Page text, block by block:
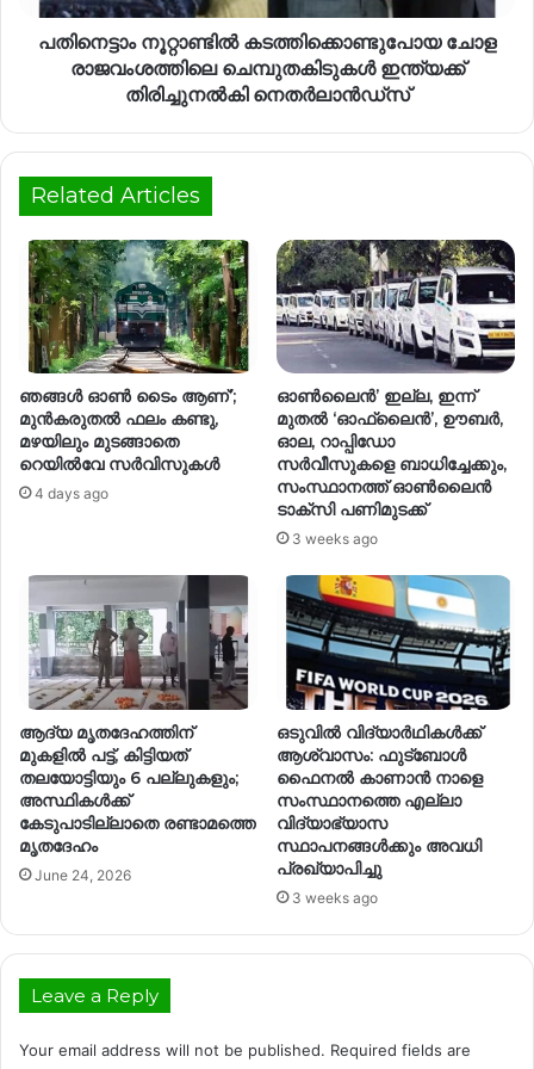
പതിനെട്ടാം നൂറ്റാണ്ടിൽ കടത്തിക്കൊണ്ടുപോയ ചോള
രാജവംശത്തിലെ ചെമ്പുതകിടുകൾ ഇന്ത്യക്ക്
തിരിച്ചുനൽകി നെതർലാൻഡ്‌സ്
Related Articles
ഞങ്ങൾ ഓൺ ടൈം ആണ്’;
മുൻകരുതൽ ഫലം കണ്ടു,
മഴയിലും മുടങ്ങാതെ
റെയിൽവേ സർവിസുകൾ
4 days ago
ഓൺലൈൻ’ ഇല്ല, ഇന്ന്
മുതൽ ‘ഓഫ്‌ലൈൻ’, ഊബർ,
ഓല, റാപ്പിഡോ
സർവീസുകളെ ബാധിച്ചേക്കും,
സംസ്ഥാനത്ത് ഓൺലൈൻ
ടാക്സി പണിമുടക്ക്
3 weeks ago
ആദ്യ മൃതദേഹത്തിന്
മുകളിൽ പട്ട്, കിട്ടിയത്
തലയോട്ടിയും 6 പല്ലുകളും;
അസ്ഥികൾക്ക്
കേടുപാടില്ലാതെ രണ്ടാമത്തെ
മൃതദേഹം
June 24, 2026
ഒടുവിൽ വിദ്യാർഥികൾക്ക്
ആശ്വാസം: ഫുട്ബോൾ
ഫൈനൽ കാണാൻ നാളെ
സംസ്ഥാനത്തെ എല്ലാ
വിദ്യാഭ്യാസ
സ്ഥാപനങ്ങൾക്കും അവധി
പ്രഖ്യാപിച്ചു
3 weeks ago
Leave a Reply
Your email address will not be published. Required fields are